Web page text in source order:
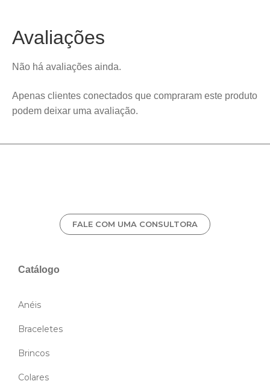
Avaliações
Não há avaliações ainda.
Apenas clientes conectados que compraram este produto
podem deixar uma avaliação.
FALE COM UMA CONSULTORA
Catálogo
Anéis
Braceletes
Brincos
Colares